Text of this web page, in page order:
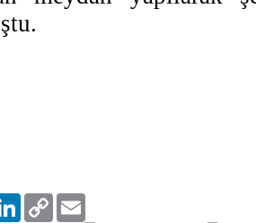
LinkedIn
Copy
Link